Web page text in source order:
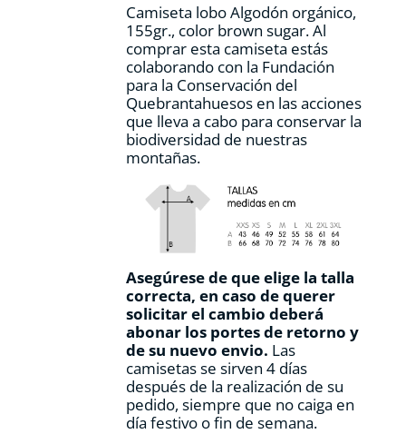
página
de
producto
Camiseta lobo Algodón orgánico,
155gr., color brown sugar.Al
comprar esta camiseta estás
colaborando con la Fundación
para la Conservación del
Quebrantahuesos en las acciones
que lleva a cabo para conservar la
biodiversidad de nuestras
montañas.
Asegúrese de que elige la talla
correcta, en caso de querer
solicitar el cambio deberá
abonar los portes de retorno y
de su nuevo envio. Las
camisetas se sirven 4 días
después de la realización de su
pedido, siempre que no caiga en
día festivo o fin de semana.